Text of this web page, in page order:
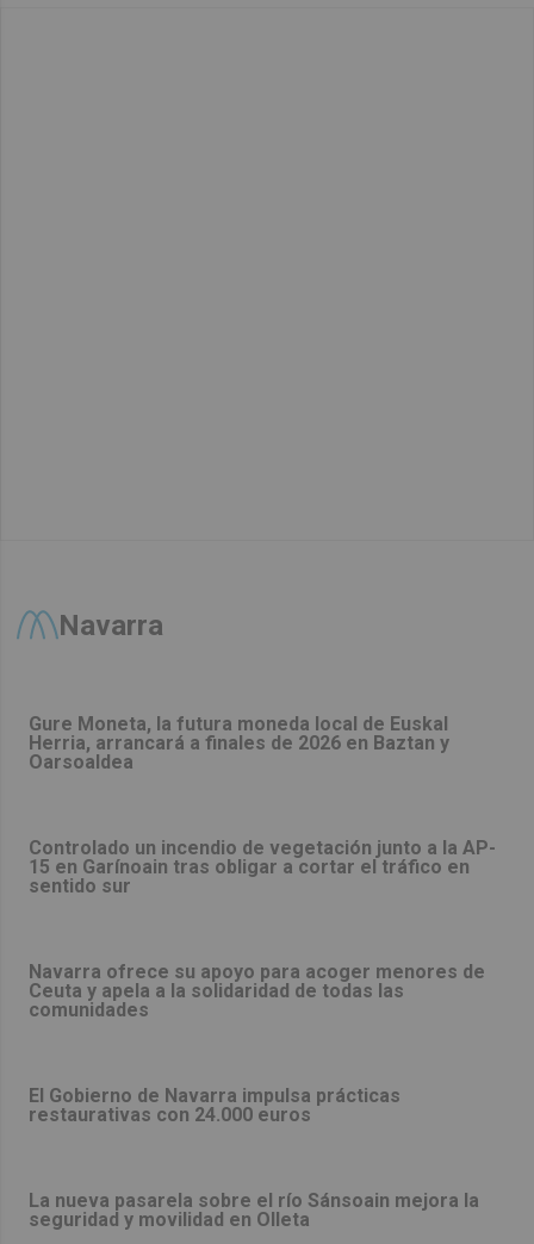
Navarra
Gure Moneta, la futura moneda local de Euskal
Herria, arrancará a finales de 2026 en Baztan y
Oarsoaldea
Controlado un incendio de vegetación junto a la AP-
15 en Garínoain tras obligar a cortar el tráfico en
sentido sur
Navarra ofrece su apoyo para acoger menores de
Ceuta y apela a la solidaridad de todas las
comunidades
El Gobierno de Navarra impulsa prácticas
restaurativas con 24.000 euros
La nueva pasarela sobre el río Sánsoain mejora la
seguridad y movilidad en Olleta